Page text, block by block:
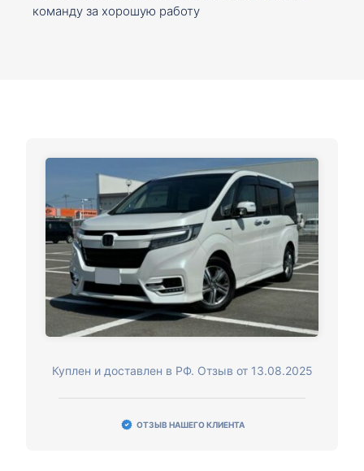
команду за хорошую работу
Куплен и доставлен в РФ. Отзыв от 13.08.2025
ОТЗЫВ НАШЕГО КЛИЕНТА